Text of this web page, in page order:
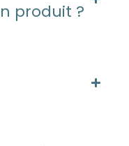
produit ?